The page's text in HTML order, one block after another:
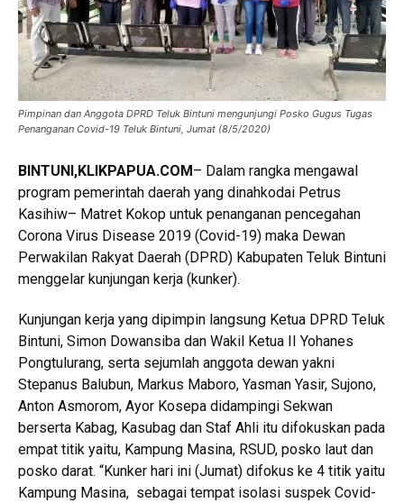
Pimpinan dan Anggota DPRD Teluk Bintuni mengunjungi Posko Gugus Tugas
Penanganan Covid-19 Teluk Bintuni, Jumat (8/5/2020)
BINTUNI,KLIKPAPUA.COM – Dalam rangka mengawal
program pemerintah daerah yang dinahkodai Petrus
Kasihiw– Matret Kokop untuk penanganan pencegahan
Corona Virus Disease 2019 (Covid-19) maka Dewan
Perwakilan Rakyat Daerah (DPRD) Kabupaten Teluk Bintuni
menggelar kunjungan kerja (kunker).
Kunjungan kerja yang dipimpin langsung Ketua DPRD Teluk
Bintuni, Simon Dowansiba dan Wakil Ketua II Yohanes
Pongtulurang, serta sejumlah anggota dewan yakni
Stepanus Balubun, Markus Maboro, Yasman Yasir, Sujono,
Anton Asmorom, Ayor Kosepa didampingi Sekwan
berserta Kabag, Kasubag dan Staf Ahli itu difokuskan pada
empat titik yaitu, Kampung Masina, RSUD, posko laut dan
posko darat. “Kunker hari ini (Jumat) difokus ke 4 titik yaitu
Kampung Masina, sebagai tempat isolasi suspek Covid-